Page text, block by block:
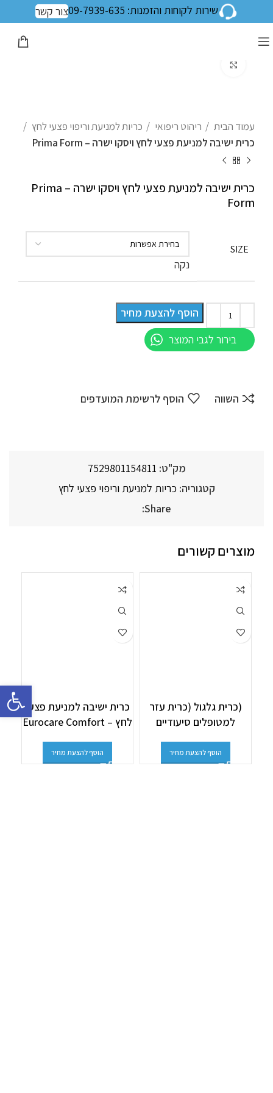
שירות לקוחות והזמנות: 09-7939-635 צור קשר
עמוד הבית ריהוט ריפואי
כריות למניעת וריפוי פצעי לחץ
כרית ישיבה למניעת פצעי לחץ ויסקו ישרה – Prima Form
כרית ישיבה למניעת פצעי לחץ ויסקו ישרה – Prima
Form
SIZE
נקה
הוסף להצעת מחיר
בירור לגבי המוצר
השווה הוסף לרשימת המועדפים
מק"ט: 7529801154811
קטגוריה: כריות למניעת וריפוי פצעי לחץ
Share:
מוצרים קשורים
(כרית גלגול (כרית עזר
למטופלים סיעודיים
הוסף להצעת מחיר
כרית ישיבה למניעת פצעי
לחץ – Eurocare Comfort
הוסף להצעת מחיר
פתח